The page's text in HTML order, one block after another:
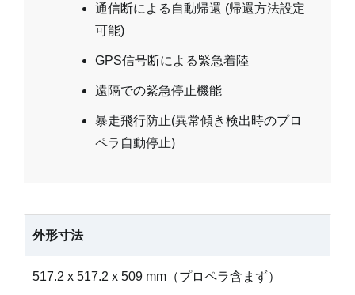
通信断による自動帰還 (帰還方法設定
可能)
GPS信号断による緊急着陸
遠隔での緊急停止機能
暴走飛行防止(異常傾き検出時のプロ
ペラ自動停止)
外形寸法
517.2 x 517.2 x 509 mm（プロペラ含まず）